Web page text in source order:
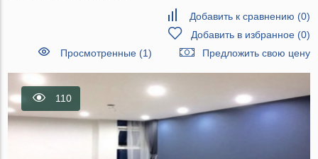
Добавить к сравнению (0)
Добавить в избранное(0)
Просмотренные (1)
Предложить свою цену
110